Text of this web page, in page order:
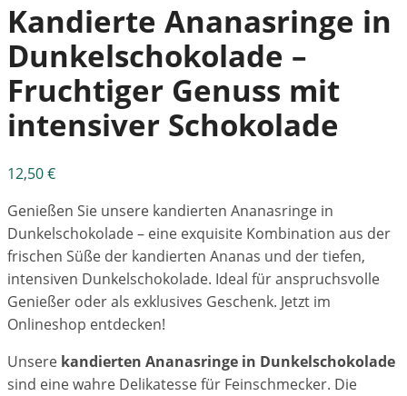
Kandierte Ananasringe in
Dunkelschokolade –
Fruchtiger Genuss mit
intensiver Schokolade
12,50€
Genießen Sie unsere kandierten Ananasringe in
Dunkelschokolade – eine exquisite Kombination aus der
frischen Süße der kandierten Ananas und der tiefen,
intensiven Dunkelschokolade. Ideal für anspruchsvolle
Genießer oder als exklusives Geschenk. Jetzt im
Onlineshop entdecken!
Unsere kandierten Ananasringe in Dunkelschokolade
sind eine wahre Delikatesse für Feinschmecker. Die